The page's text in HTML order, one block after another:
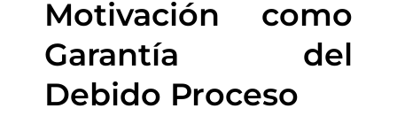
Motivación como
Garantía del
Debido Proceso